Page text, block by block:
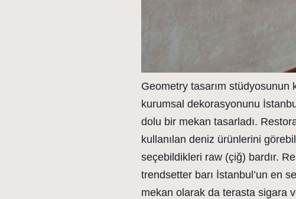
Geometry tasarım stüdyosunun
kurumsal dekorasyonunu
dolu bir mekan tasarladı.
kullanılan deniz ürünlerini
seçebildikleri raw (çiğ) bardır.
trendsetter barı İstanbul’un en
mekan olarak da terasta sigara